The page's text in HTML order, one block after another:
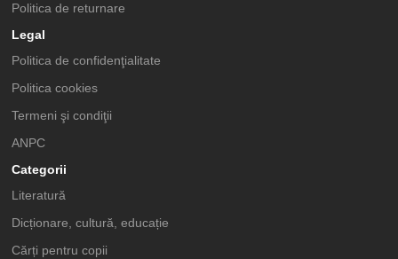
Politica de returnare
Legal
Politica de confidenţialitate
Politica cookies
Termeni şi condiţii
ANPC
Categorii
Literatură
Dicționare, cultură, educație
Cărți pentru copii